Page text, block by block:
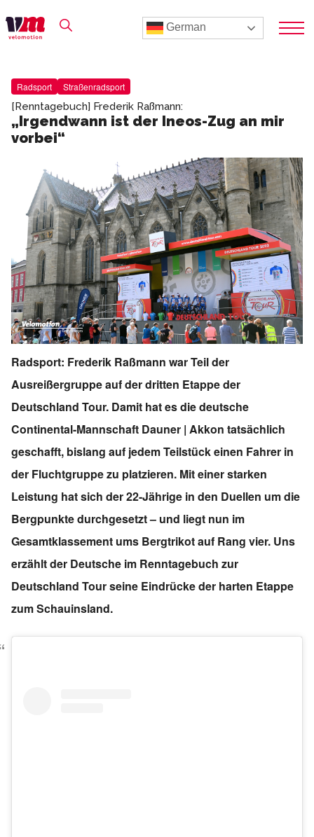
German
Radsport Straßenradsport
[Renntagebuch] Frederik Raßmann:
„Irgendwann ist der Ineos-Zug an mir
vorbei“
Radsport: Frederik Raßmann war Teil der
Ausreißergruppe auf der dritten Etappe der
Deutschland Tour. Damit hat es die deutsche
Continental-Mannschaft Dauner | Akkon tatsächlich
geschafft, bislang auf jedem Teilstück einen Fahrer in
der Fluchtgruppe zu platzieren. Mit einer starken
Leistung hat sich der 22-Jährige in den Duellen um die
Bergpunkte durchgesetzt – und liegt nun im
Gesamtklassement ums Bergtrikot auf Rang vier. Uns
erzählt der Deutsche im Renntagebuch zur
Deutschland Tour seine Eindrücke der harten Etappe
zum Schauinsland.